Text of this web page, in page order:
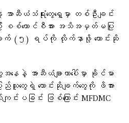
ဆီယံသံရုံးတွေရှေ့မှာ တစ်ဦးချင်း
စစ်ကောင်စီအား အသိအမှတ်မပြု
က် (၅) ရပ်ကို လိုက်နာဖို့ တောင်းဆို
နဲ့ အာဆီယံချာတာပေါ်မှာ ခိုင်မာ
တွေရဲ့ တောင်းဆိုချက်တွေကို ဖိအား
ပခြင်း ဖြစ်ကြောင်း MFDMC